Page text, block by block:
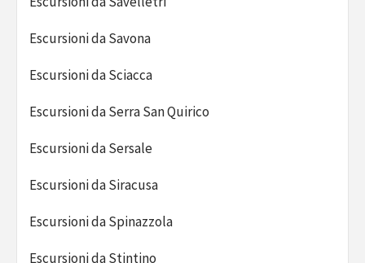
Escursioni da Savona
Escursioni da Sciacca
Escursioni da Serra San Quirico
Escursioni da Sersale
Escursioni da Siracusa
Escursioni da Spinazzola
Escursioni da Stintino